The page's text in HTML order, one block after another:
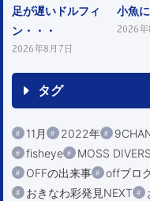
足が遅いドルフィ
ン・・・
2026年8月7日
小魚
2026年
タグ
11月 2022年
fisheye
MOSS DIVERS
OFFの出来事
offブロ
おきなわ彩発見NEXT